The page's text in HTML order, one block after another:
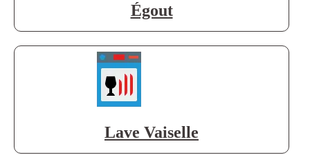
Égout
Lave Vaiselle